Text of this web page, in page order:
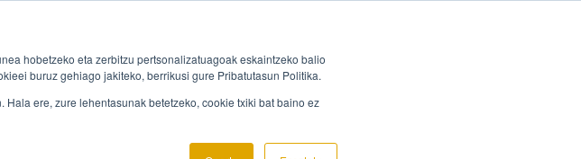
hobetzeko eta zerbitzu pertsonalizatuagoak eskaintzeko balio
buruz gehiago jakiteko, berrikusi gure Pribatutasun Politika.
ere, zure lehentasunak betetzeko, cookie txiki bat baino ez